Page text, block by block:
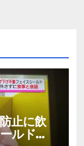
止に飲
ルド